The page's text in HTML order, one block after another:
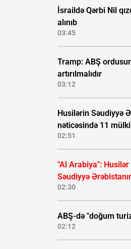
İsraildə Qərbi Nil
alınıb
03:45
Tramp: ABŞ
artırılmalıdır
03:12
Husilərin Səudiyyə
nəticəsində 11
02:51
"Al Arabiya":
Səudiyyə
02:30
ABŞ-də "doğum
02:12